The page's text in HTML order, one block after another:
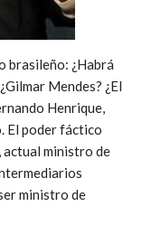
brasileño: ¿Habrá
Mendes? ¿El
Henrique,
El poder fáctico
actual ministro de
ministro de